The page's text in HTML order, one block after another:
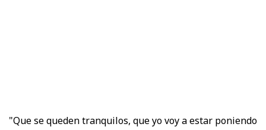
"Que se queden tranquilos, que yo voy a estar poniendo